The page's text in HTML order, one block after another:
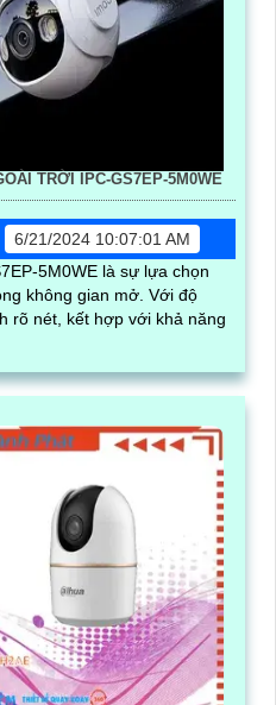
TRỜI IPC-GS7EP-5M0WE
6/21/2024 10:07:01 AM
5M0WE là sự lựa chọn
gian mở. Với độ
rõ nét, kết hợp với khả năng